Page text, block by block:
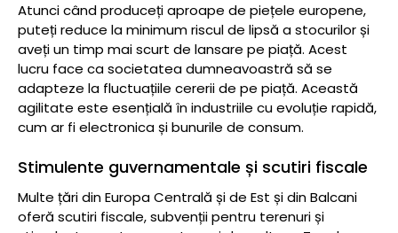
Atunci când produceți aproape de piețele europene,
puteți reduce la minimum riscul de lipsă a stocurilor și
aveți un timp mai scurt de lansare pe piață. Acest
lucru face ca societatea dumneavoastră să se
adapteze la fluctuațiile cererii de pe piață. Această
agilitate este esențială în industriile cu evoluție rapidă,
cum ar fi electronica și bunurile de consum.
Stimulente guvernamentale și scutiri fiscale
Multe țări din Europa Centrală și de Est și din Balcani
oferă scutiri fiscale, subvenții pentru terenuri și